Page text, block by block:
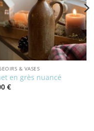
& VASES
en grès nuancé
€